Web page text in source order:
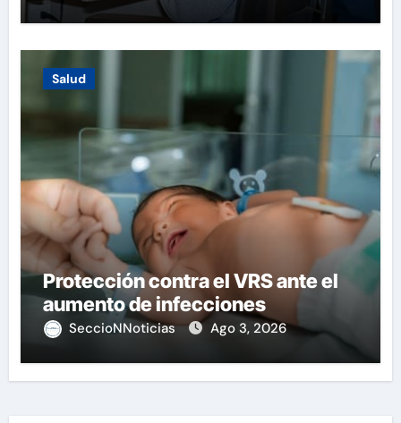
Salud
Protección contra el VRS ante el
aumento de infecciones
SeccioNNoticias Ago 3, 2026